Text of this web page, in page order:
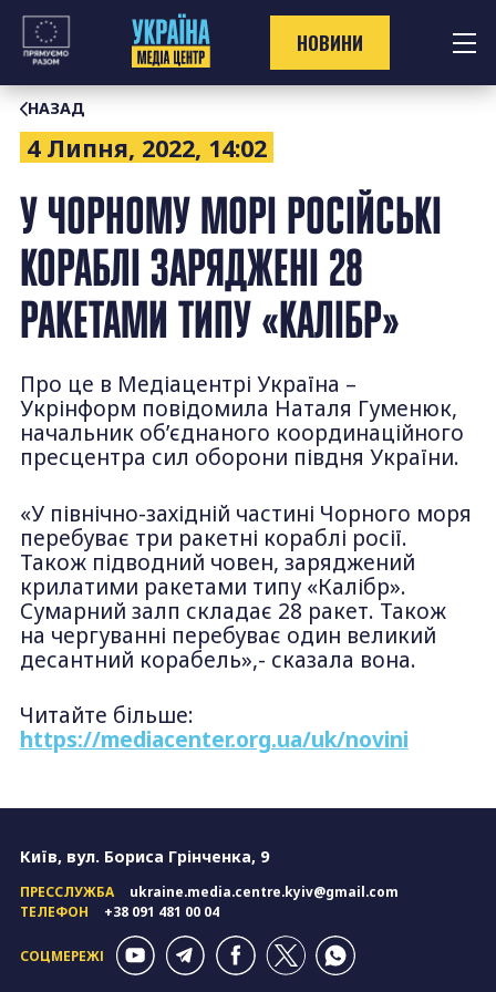
Перейти
контенту
НОВИНИ
НАЗАД
4 Липня, 2022, 14:02
У ЧОРНОМУ МОРІ РОСІЙСЬКІ
КОРАБЛІ ЗАРЯДЖЕНІ 28
РАКЕТАМИ ТИПУ «КАЛІБР»
Про це в Медіацентрі Україна –
Укрінформ повідомила Наталя Гуменюк,
начальник об’єднаного координаційного
пресцентра сил оборони півдня України.
«У північно-західній частині Чорного моря
перебуває три ракетні кораблі росії.
Також підводний човен, заряджений
крилатими ракетами типу «Калібр».
Сумарний залп складає 28 ракет. Також
на чергуванні перебуває один великий
десантний корабель»,- сказала вона.
Читайте більше:
https://mediacenter.org.ua/uk/novini
Київ, вул. Бориса Грінченка, 9
ПРЕССЛУЖБА
ukraine.media.centre.kyiv@gmail.com
ТЕЛЕФОН
+38 091 481 00 04
СОЦМЕРЕЖІ